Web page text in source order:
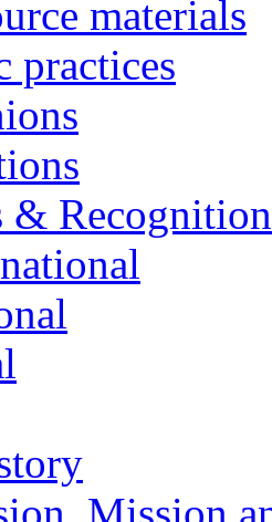
materials
practices
&
Mission